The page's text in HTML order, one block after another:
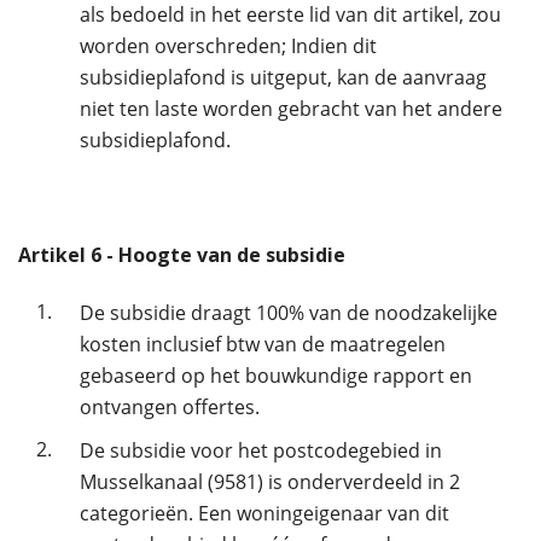
als bedoeld in het eerste lid van dit artikel, zou
worden overschreden; Indien dit
subsidieplafond is uitgeput, kan de aanvraag
niet ten laste worden gebracht van het andere
subsidieplafond.
Artikel 6 - Hoogte van de subsidie
1.
De subsidie draagt 100% van de noodzakelijke
kosten inclusief btw van de maatregelen
gebaseerd op het bouwkundige rapport en
ontvangen offertes.
2.
De subsidie voor het postcodegebied in
Musselkanaal (9581) is onderverdeeld in 2
categorieën. Een woningeigenaar van dit